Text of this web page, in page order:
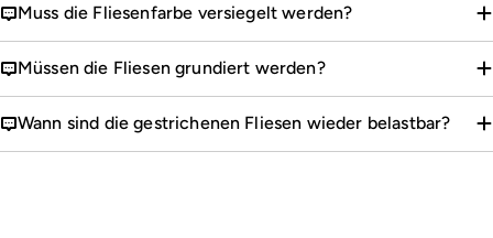
Muss die Fliesenfarbe versiegelt werden?
Müssen die Fliesen grundiert werden?
Wann sind die gestrichenen Fliesen wieder belastbar?